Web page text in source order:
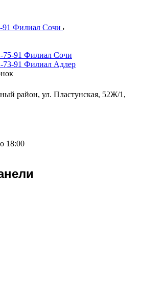
Филиал Сочи
75-91 Филиал Сочи
73-91 Филиал Адлер
район, ул. Пластунская, 52Ж/1,
18:00